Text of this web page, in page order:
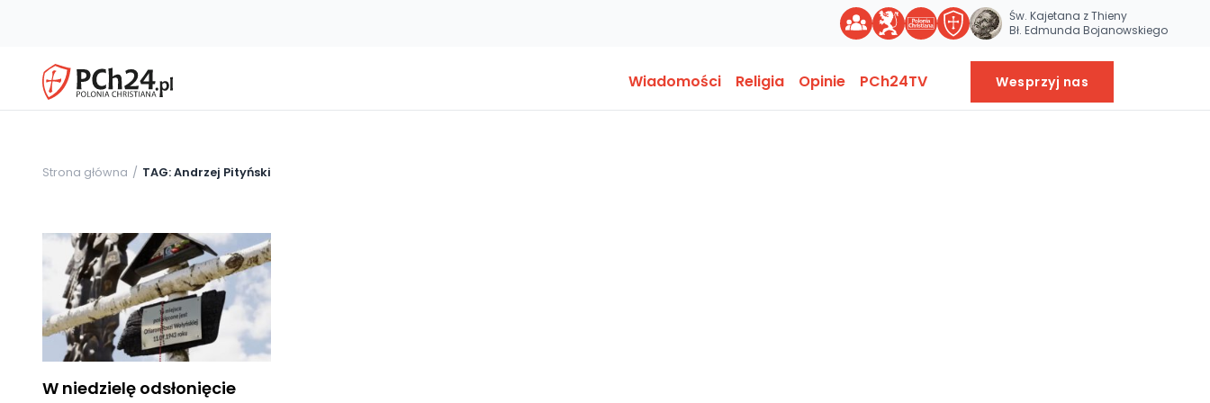
Św. Kajetana z Thieny
Bł. Edmunda Bojanowskiego
Wiadomości Religia Opinie PCh24TV Wesprzyj nas
Strona główna TAG: Andrzej Pityński
W niedzielę odsłonięcie